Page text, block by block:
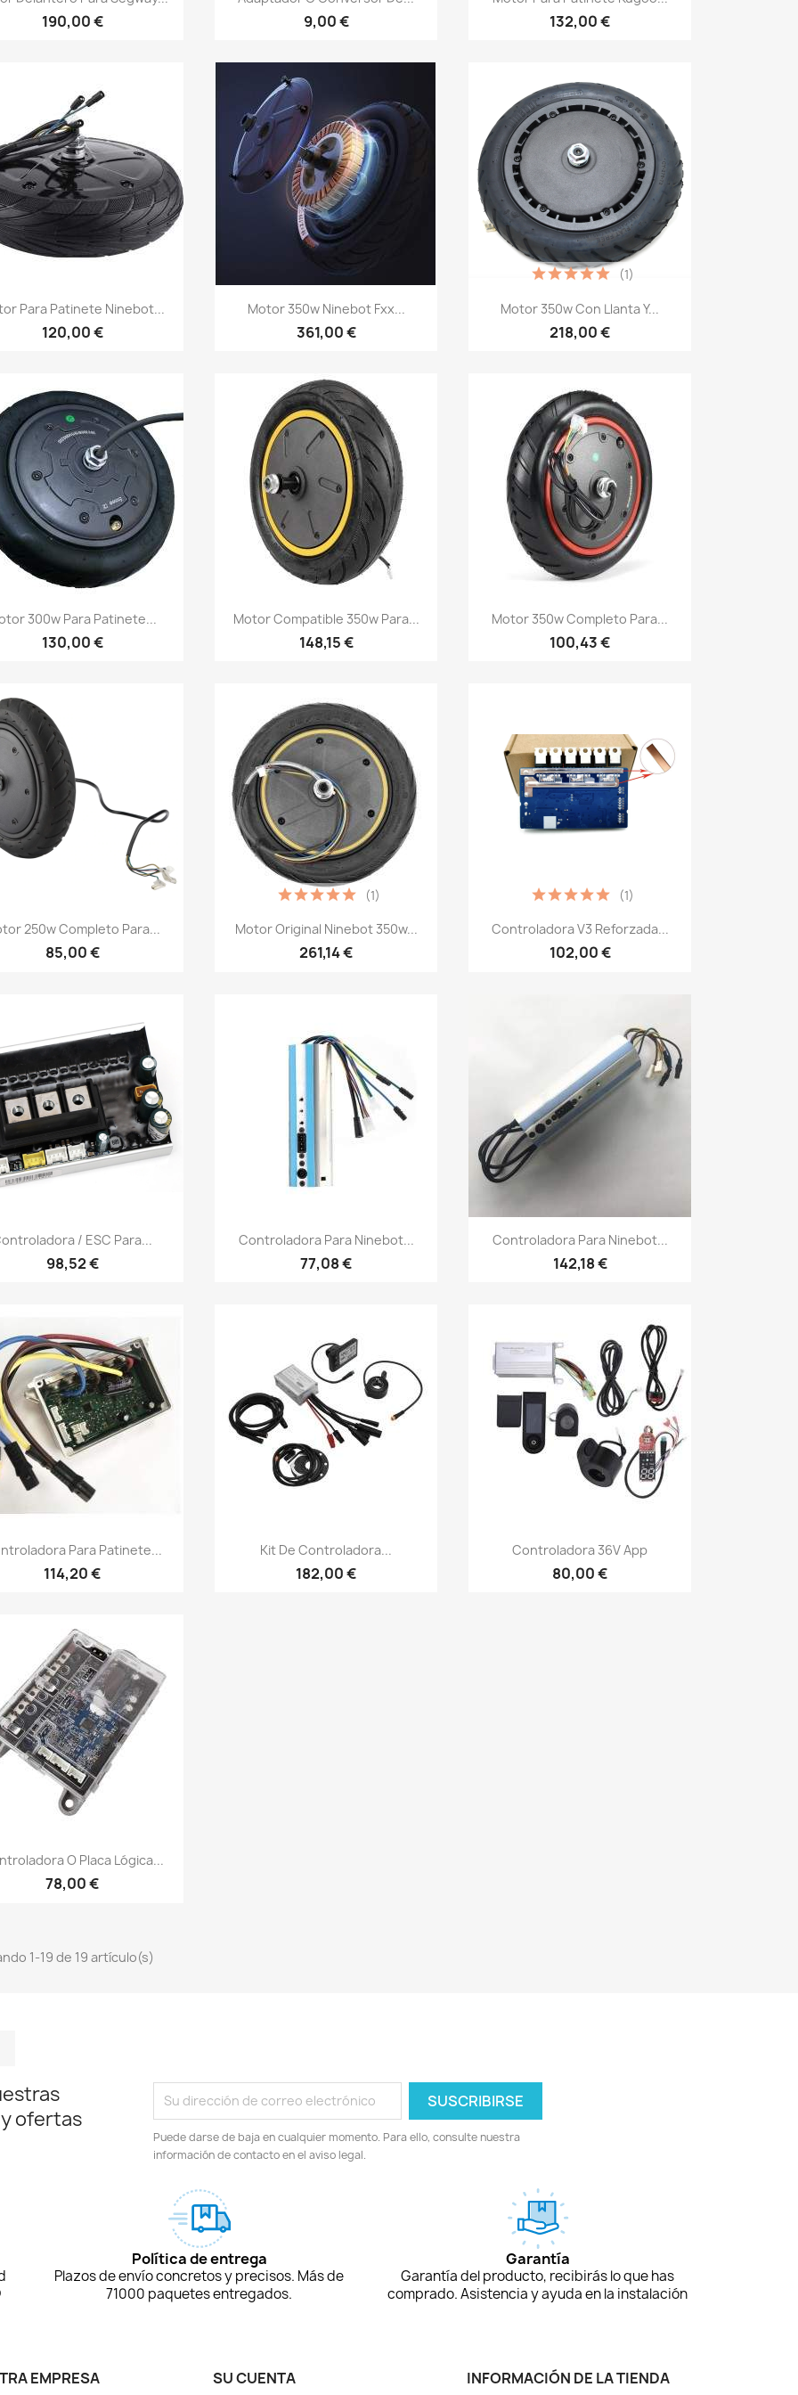
190,00 € 9,00 € 132,00 €
Vista rápida
Para Patinete Ninebot...
120,00 €
Vista rápida
Motor 350w Ninebot Fxx...
361,00 €
Vista rápida
Motor 350w Con Llanta Y...
218,00 €
(1)
Vista rápida
300w Para Patinete...
130,00 €
Vista rápida
Motor Compatible 350w Para...
148,15 €
Vista rápida
Motor 350w Completo Para...
100,43 €
Vista rápida
250w Completo Para...
85,00 €
Vista rápida
Motor Original Ninebot 350w...
261,14 €
(1)
Vista rápida
Controladora V3 Reforzada...
102,00 €
(1)
Vista rápida
/ ESC Para...
98,52 €
Vista rápida
Controladora Para Ninebot...
77,08 €
Vista rápida
Controladora Para Ninebot...
142,18 €
Vista rápida
Para Patinete...
114,20 €
Vista rápida
Kit De Controladora...
182,00 €
Vista rápida
Controladora 36V App
80,00 €
Vista rápida
O Placa Lógica...
78,00 €
1-19 de 19 artículo(s)
ofertas
Puede darse de baja en cualquier momento. Para ello, consulte nuestra
información de contacto en el aviso legal.
Política de entrega
Plazos de envío concretos y precisos. Más de
71000 paquetes entregados.
Garantía
Garantía del producto, recibirás lo que has
comprado. Asistencia y ayuda en la instalación
EMPRESA SU CUENTA INFORMACIÓN DE LA TIENDA